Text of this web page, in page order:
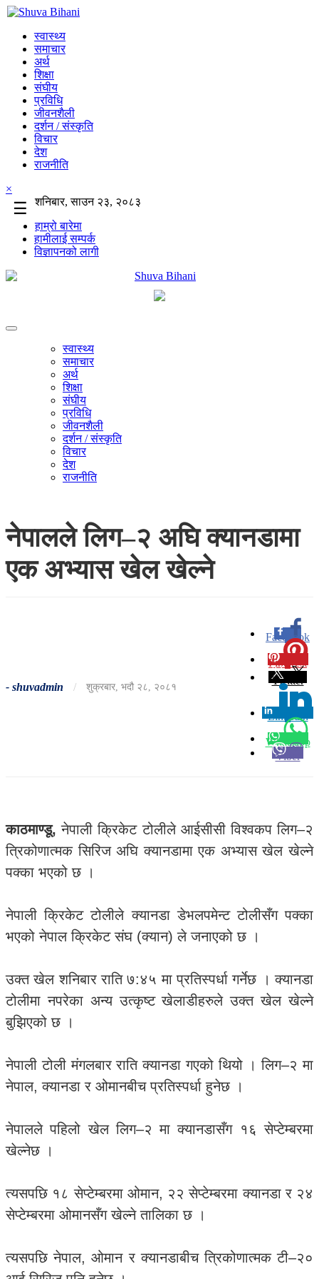
स्वास्थ्य
समाचार
अर्थ
शिक्षा
संघीय
प्रविधि
जीवनशैली
दर्शन / संस्कृति
विचार
देश
राजनीति
×
☰
शनिबार, साउन २३, २०८३
हाम्रो बारेमा
हामीलाई सम्पर्क
विज्ञापनको लागी
स्वास्थ्य
समाचार
अर्थ
शिक्षा
संघीय
प्रविधि
जीवनशैली
दर्शन / संस्कृति
विचार
देश
राजनीति
नेपालले लिग–२ अघि क्यानडामा
एक अभ्यास खेल खेल्ने
- shuvadmin / शुक्रबार, भदौ २८, २०८१
Facebook
0
Pinterest
Twitter
Linkedin
0
Whatsapp
Viber
काठमाण्डू, नेपाली क्रिकेट टोलीले आईसीसी विश्वकप लिग–२
त्रिकोणात्मक सिरिज अघि क्यानडामा एक अभ्यास खेल खेल्ने
पक्का भएको छ ।
नेपाली क्रिकेट टोलीले क्यानडा डेभलपमेन्ट टोलीसँग पक्का
भएको नेपाल क्रिकेट संघ (क्यान) ले जनाएको छ ।
उक्त खेल शनिबार राति ७:४५ मा प्रतिस्पर्धा गर्नेछ । क्यानडा
टोलीमा नपरेका अन्य उत्कृष्ट खेलाडीहरुले उक्त खेल खेल्ने
बुझिएको छ ।
नेपाली टोली मंगलबार राति क्यानडा गएको थियो । लिग–२ मा
नेपाल, क्यानडा र ओमानबीच प्रतिस्पर्धा हुनेछ ।
नेपालले पहिलो खेल लिग–२ मा क्यानडासँग १६ सेप्टेम्बरमा
खेल्नेछ ।
त्यसपछि १८ सेप्टेम्बरमा ओमान, २२ सेप्टेम्बरमा क्यानडा र २४
सेप्टेम्बरमा ओमानसँग खेल्ने तालिका छ ।
त्यसपछि नेपाल, ओमान र क्यानडाबीच त्रिकोणात्मक टी–२०